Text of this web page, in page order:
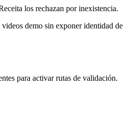
los rechazan por inexistencia.
demo sin exponer identidad de
para activar rutas de validación.